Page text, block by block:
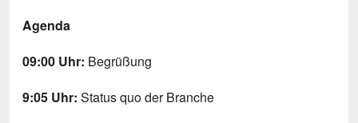
Agenda
09:00 Uhr: Begrüßung
9:05 Uhr: Status quo der Branche